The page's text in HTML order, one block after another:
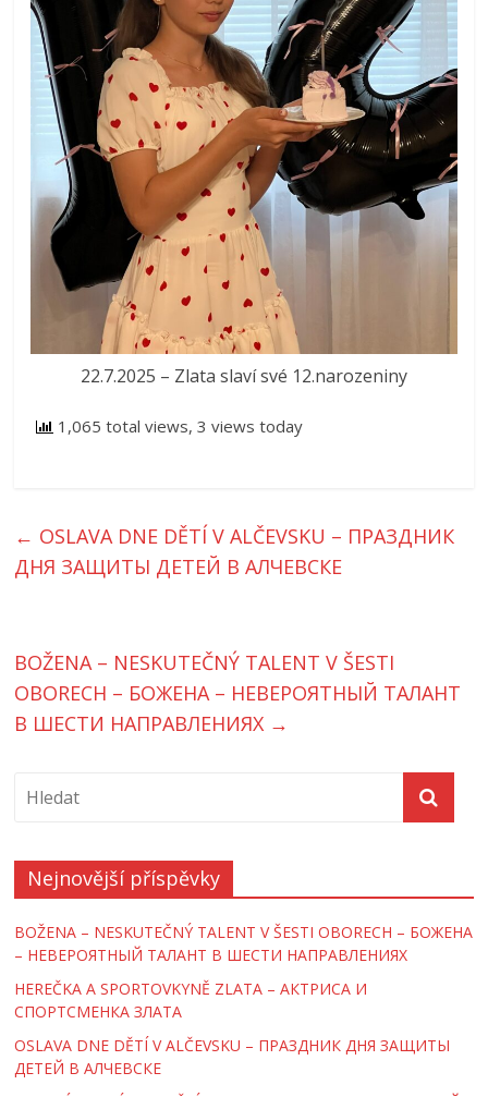
22.7.2025 – Zlata slaví své 12.narozeniny
1,065 total views, 3 views today
← OSLAVA DNE DĚTÍ V ALČEVSKU – ПРАЗДНИК
ДНЯ ЗАЩИТЫ ДЕТЕЙ В АЛЧЕВСКЕ
BOŽENA – NESKUTEČNÝ TALENT V ŠESTI
OBORECH – БОЖЕНА – НЕВЕРОЯТНЫЙ ТАЛАНТ
В ШЕСТИ НАПРАВЛЕНИЯХ →
Nejnovější příspěvky
BOŽENA – NESKUTEČNÝ TALENT V ŠESTI OBORECH – БОЖЕНА
– НЕВЕРОЯТНЫЙ ТАЛАНТ В ШЕСТИ НАПРАВЛЕНИЯХ
HEREČKA A SPORTOVKYNĚ ZLATA – AКТРИСА И
СПОРТСМЕНКА ЗЛАТА
OSLAVA DNE DĚTÍ V ALČEVSKU – ПРАЗДНИК ДНЯ ЗАЩИТЫ
ДЕТЕЙ В АЛЧЕВСКЕ